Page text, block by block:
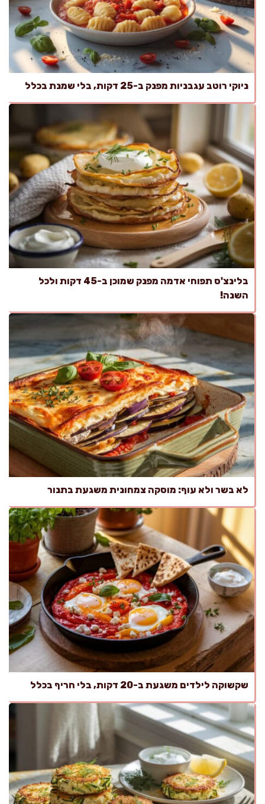
ניוקי רוטב עגבניות מפנק ב-25 דקות, בלי שמנת בכלל
בלינצ'ס תפוחי אדמה מפנק שמוכן ב-45 דקות ולכל
השנה!
לא בשר ולא עוף: מוסקה צמחונית משגעת בתנור
שקשוקה לילדים משגעת ב-20 דקות, בלי חריף בכלל